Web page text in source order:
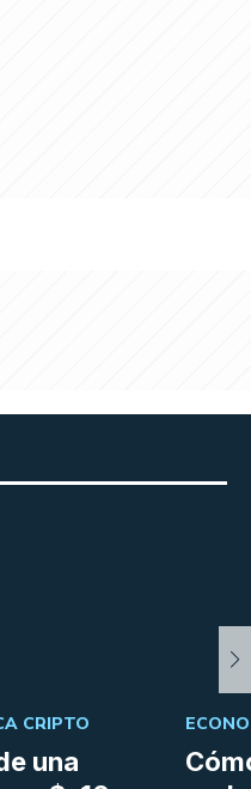
una
CRIPTO